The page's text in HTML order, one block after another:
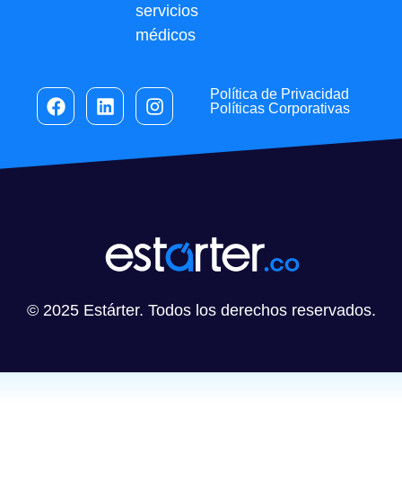
servicios
médicos
Política de Privacidad
Políticas Corporativas
© 2025 Estárter. Todos los derechos reservados.